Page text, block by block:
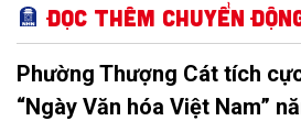
Đọc thêm Chuyển
Phường Thượng Cát tích
“Ngày Văn hóa Việt Nam”